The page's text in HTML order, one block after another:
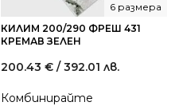
КИЛИМ 200/290 ФРЕШ 431
КРЕМАВ ЗЕЛЕН
6 размера
200.43 € / 392.01 лв.
Комбинирайте